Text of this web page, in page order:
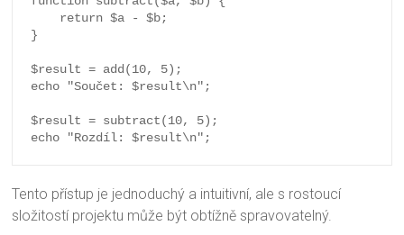
}
$result = add(10, 5);
echo "Součet: $result\n";
$result = subtract(10, 5);
Tento přístup je jednoduchý a intuitivní, ale s rostoucí
složitostí projektu může být obtížně spravovatelný.